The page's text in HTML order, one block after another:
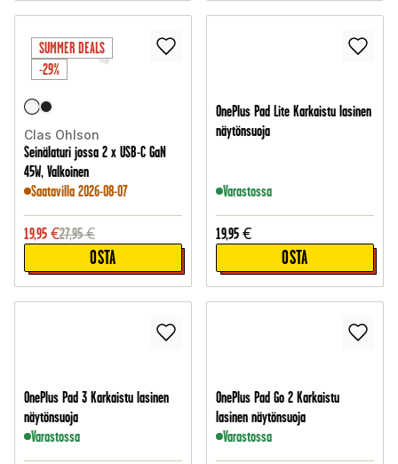
SUMMER DEALS
-29%
Clas Ohlson
Seinälaturi jossa 2 x USB-C GaN
45W, Valkoinen
Saatavilla 2026-08-07
19,95 €27,95 €
OSTA
OnePlus Pad Lite Karkaistu lasinen
näytönsuoja
Varastossa
19,95 €
OSTA
OnePlus Pad 3 Karkaistu lasinen
näytönsuoja
Varastossa
OnePlus Pad Go 2 Karkaistu
lasinen näytönsuoja
Varastossa